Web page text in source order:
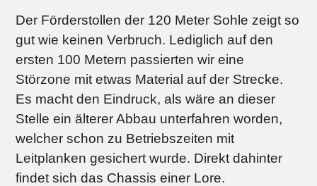
Der Förderstollen der 120 Meter Sohle zeigt so
gut wie keinen Verbruch. Lediglich auf den
ersten 100 Metern passierten wir eine
Störzone mit etwas Material auf der Strecke.
Es macht den Eindruck, als wäre an dieser
Stelle ein älterer Abbau unterfahren worden,
welcher schon zu Betriebszeiten mit
Leitplanken gesichert wurde. Direkt dahinter
findet sich das Chassis einer Lore.